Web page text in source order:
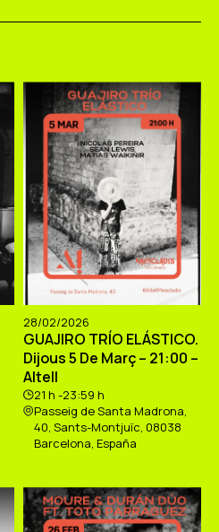
28/02/2026
GUAJIRO TRÍO ELÁSTICO.
Dijous 5 De Març – 21:00 –
Altell
21 h -23:59 h
Passeig de Santa Madrona,
40, Sants-Montjuïc, 08038
Barcelona, España